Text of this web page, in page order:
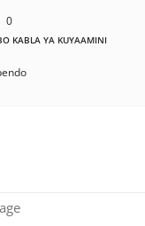
0
KABLA YA KUYAAMINI